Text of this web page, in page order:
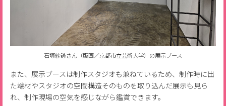
石塚紗詠さん（版画／京都市立芸術大学）の展示ブース
また、展示ブースは制作スタジオも兼ねているため、制作時に出
た端材やスタジオの空間構造そのものを取り込んだ展示も見ら
れ、制作現場の空気を感じながら鑑賞できます。